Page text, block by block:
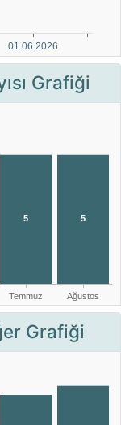
Grafiği
Grafiği